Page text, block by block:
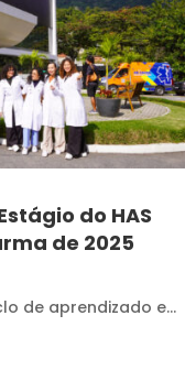
do HAS
de 2025
de aprendizado e...